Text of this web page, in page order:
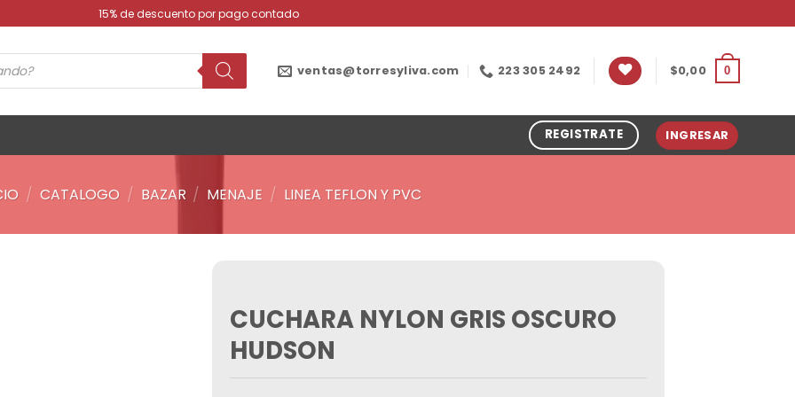
15% de descuento por pago contado
ventas@torresyliva.com 223 305 2492 $0,00 0
REGISTRATE INGRESAR
/ CATALOGO / BAZAR / MENAJE / LINEA TEFLON Y PVC
CUCHARA NYLON GRIS OSCURO
HUDSON